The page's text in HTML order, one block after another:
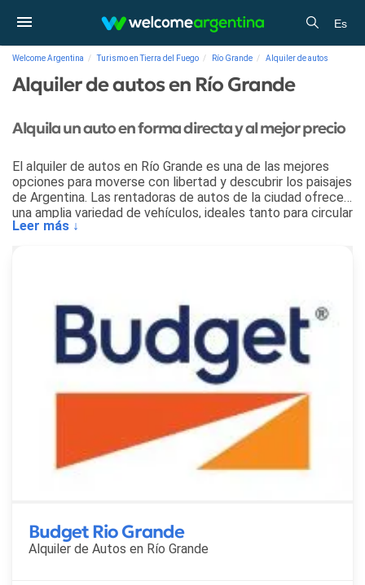
Es
Welcome Argentina Turismo en Tierra del Fuego Río Grande Alquiler de autos
Alquiler de autos en Río Grande
Alquila un auto en forma directa y al mejor precio
El alquiler de autos en Río Grande es una de las mejores
opciones para moverse con libertad y descubrir los paisajes
de Argentina. Las rentadoras de autos de la ciudad ofrecen
una amplia variedad de vehículos, ideales tanto para circular
por el centro urbano como para recorrer los alrededores de
útiles sobre servicios, tipos de vehículos y condiciones de
alquiler, para que puedas planificar tu viaje de forma simple
y disfrutar del destino a tu propio ritmo.
Leer más ↓
Budget Rio Grande
Alquiler de Autos en Río Grande